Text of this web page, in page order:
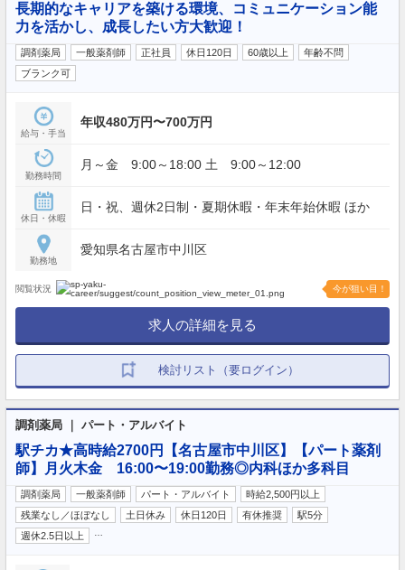
長期的なキャリアを築ける環境、コミュニケーション能
力を活かし、成長したい方大歓迎！
調剤薬局 一般薬剤師 正社員 休日120日 60歳以上
年齢不問
ブランク可
給与・手当
年収480万円〜700万円
勤務時間
月～金 9:00～18:00 土 9:00～12:00
休日・休暇
日・祝、週休2日制・夏期休暇・年末年始休暇 ほか
勤務地
愛知県名古屋市中川区
閲覧状況 今が狙い目！
求人の詳細を見る
検討リスト（要ログイン）
調剤薬局 ｜ パート・アルバイト
駅チカ★高時給2700円【名古屋市中川区】【パート薬剤
師】月火木金 16:00〜19:00勤務◎内科ほか多科目
調剤薬局 一般薬剤師 パート・アルバイト
時給2,500円以上
残業なし／ほぼなし
土日休み 休日120日 有休推奨
駅5分
週休2.5日以上